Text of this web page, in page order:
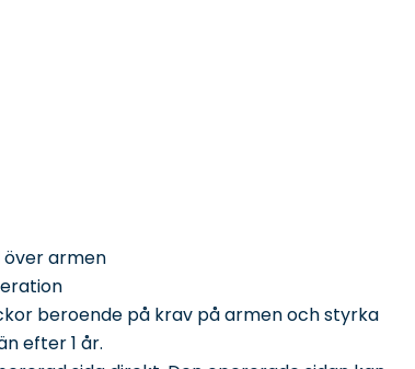
över armen
beroende på krav på armen och styrka
efter 1 år.